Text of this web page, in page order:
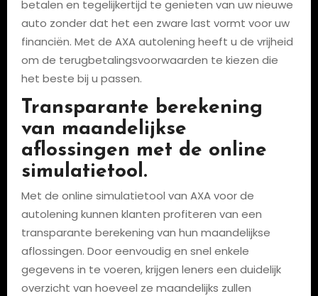
betalen en tegelijkertijd te genieten van uw nieuwe
auto zonder dat het een zware last vormt voor uw
financiën. Met de AXA autolening heeft u de vrijheid
om de terugbetalingsvoorwaarden te kiezen die
het beste bij u passen.
Transparante berekening
van maandelijkse
aflossingen met de online
simulatietool.
Met de online simulatietool van AXA voor de
autolening kunnen klanten profiteren van een
transparante berekening van hun maandelijkse
aflossingen. Door eenvoudig en snel enkele
gegevens in te voeren, krijgen leners een duidelijk
overzicht van hoeveel ze maandelijks zullen